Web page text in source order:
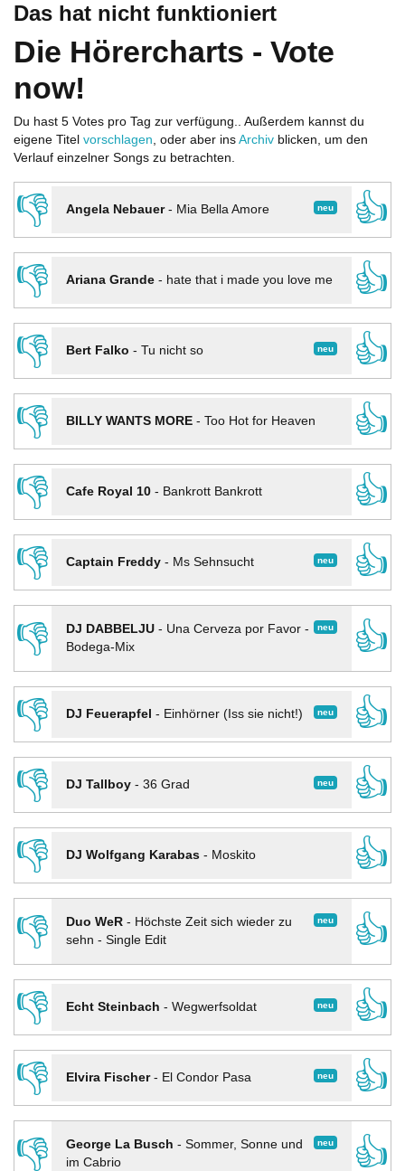
Das hat nicht funktioniert
Die Hörercharts - Vote
now!
Du hast 5 Votes pro Tag zur verfügung.. Außerdem kannst du
eigene Titel vorschlagen, oder aber ins Archiv blicken, um den
Verlauf einzelner Songs zu betrachten.
👎 neu
Angela Nebauer- Mia Bella Amore
👍
👎
Ariana Grande- hate that i made you love me
👍
👎
neu
Bert Falko - Tu nicht so
👍
👎
BILLY WANTS MORE- Too Hot for Heaven
👍
👎
Cafe Royal 10- Bankrott Bankrott
👍
👎
neu
Captain Freddy- Ms Sehnsucht
👍
👎
neu
DJ DABBELJU- Una Cerveza por Favor -
Bodega-Mix
👍
👎
neu
DJ Feuerapfel - Einhörner (Iss sie nicht!)
👍
👎
neu
DJ Tallboy- 36 Grad
👍
👎
DJ Wolfgang Karabas- Moskito
👍
👎
neu
Duo WeR- Höchste Zeit sich wieder zu
sehn - Single Edit
👍
👎
neu
Echt Steinbach - Wegwerfsoldat
👍
👎
neu
Elvira Fischer- El Condor Pasa
👍
👎
neu
George La Busch - Sommer, Sonne und
im Cabrio
👍